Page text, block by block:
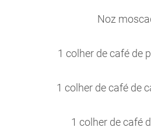
Noz
1 colher de café de
1 colher de café de
1 colher de café